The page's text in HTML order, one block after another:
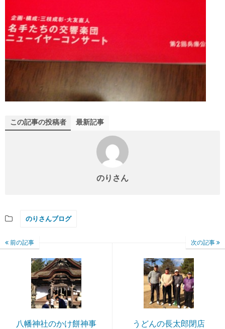
この記事の投稿者 最新記事
のりさん
のりさんブログ
前の記事
八幡神社のかけ餅神事
次の記事
うどんの長太郎閉店